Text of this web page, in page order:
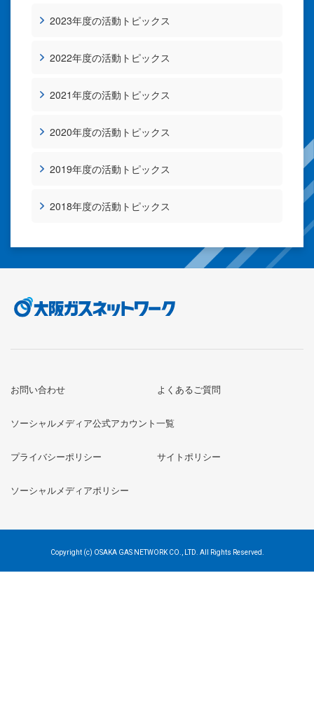
2023年度の活動トピックス
2022年度の活動トピックス
2021年度の活動トピックス
2020年度の活動トピックス
2019年度の活動トピックス
2018年度の活動トピックス
お問い合わせ よくあるご質問
ソーシャルメディア公式アカウント一覧
プライバシーポリシー サイトポリシー
ソーシャルメディアポリシー
Copyright (c) OSAKA GAS NETWORK CO., LTD. All Rights Reserved.